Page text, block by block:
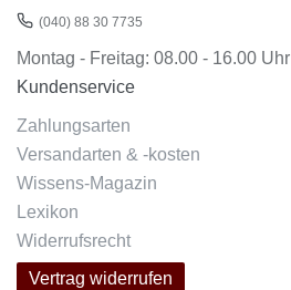
(040) 88 30 7735
Montag - Freitag: 08.00 - 16.00 Uhr
Kundenservice
Zahlungsarten
Versandarten & -kosten
Wissens-Magazin
Lexikon
Widerrufsrecht
Vertrag widerrufen